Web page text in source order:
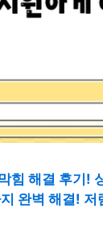
힘 해결 후기!
완벽 해결! 저